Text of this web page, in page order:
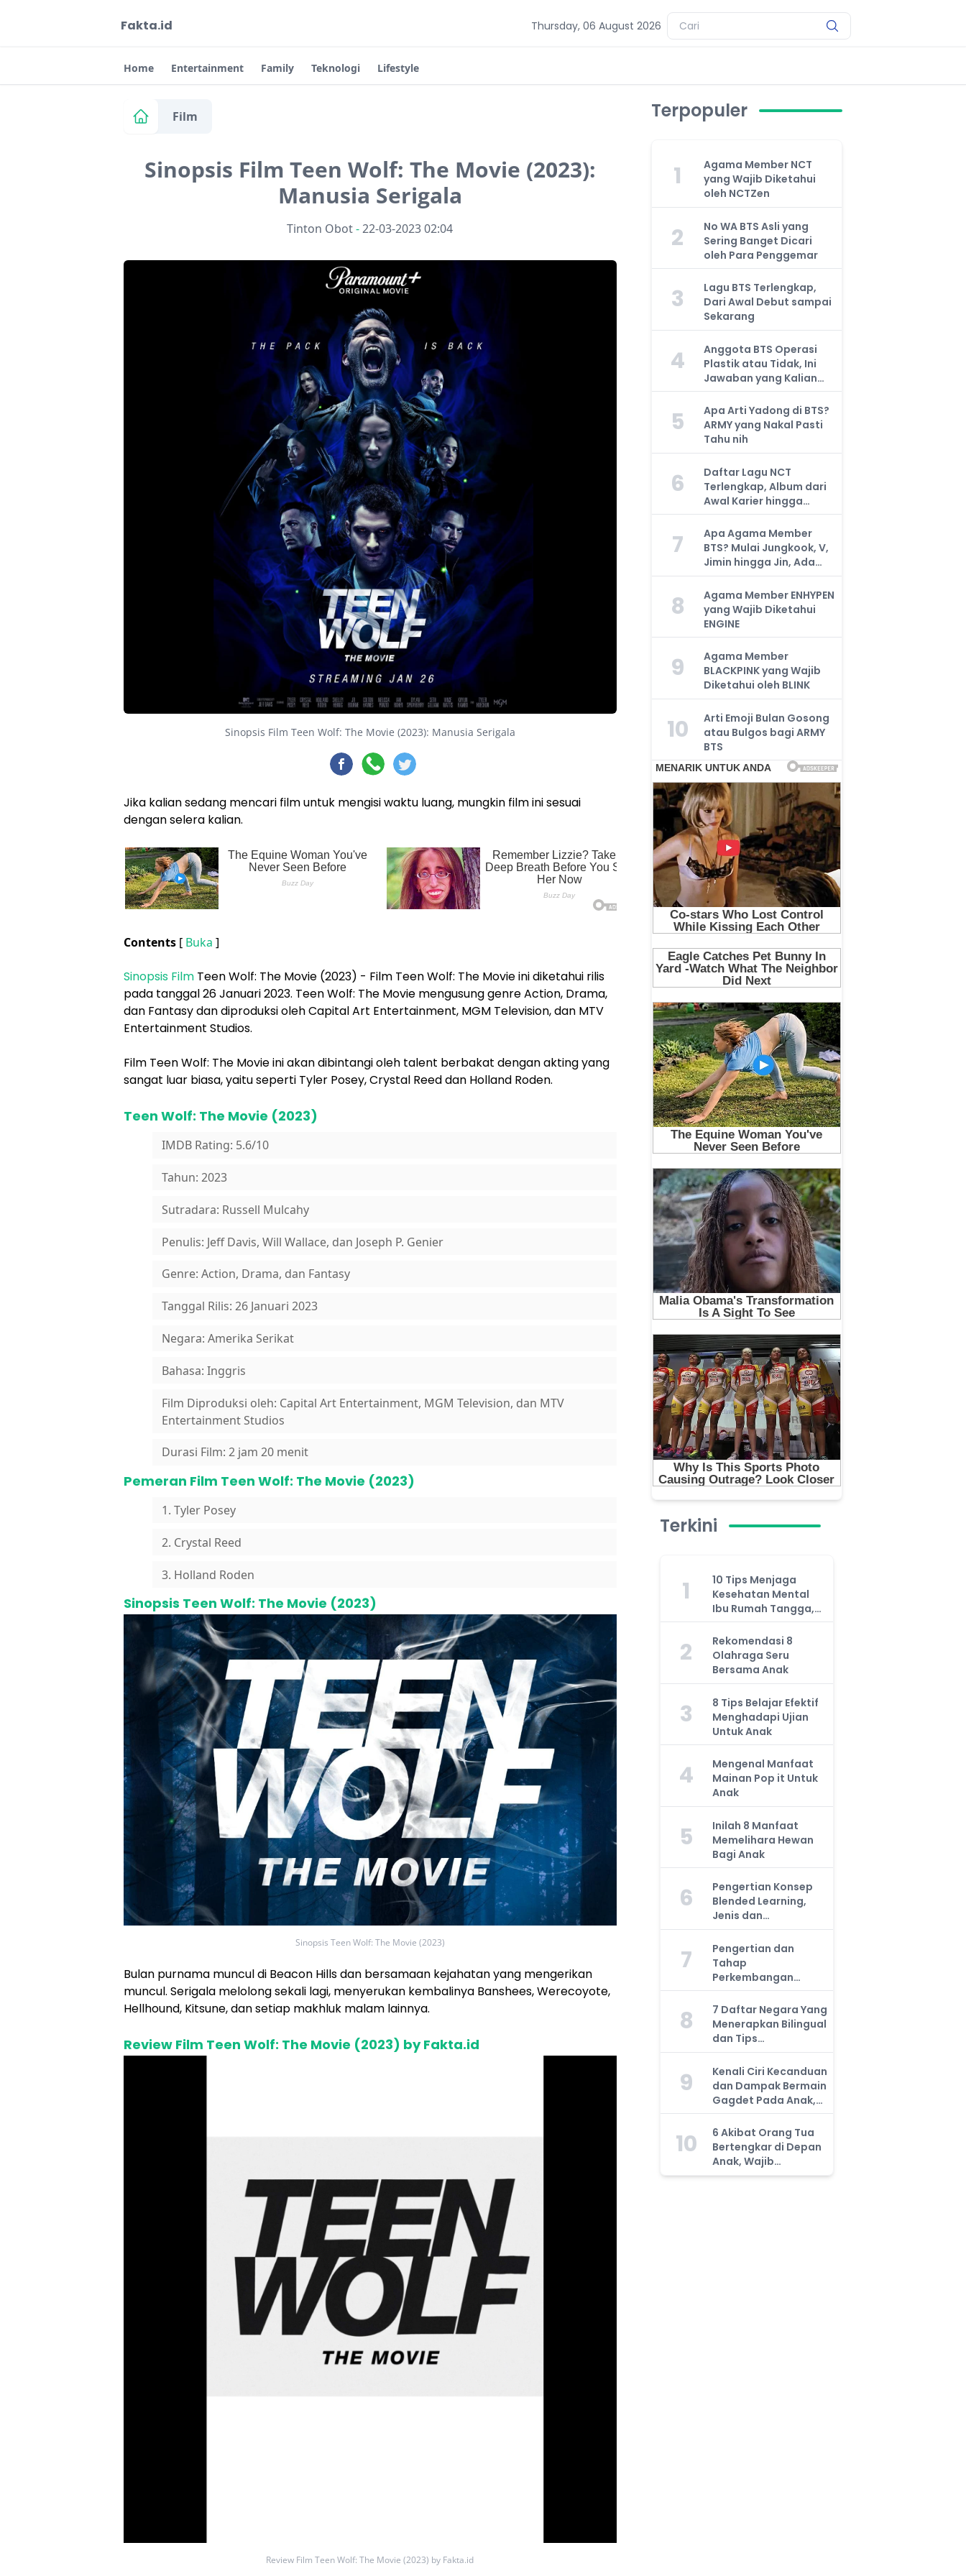
Fakta.id Thursday, 06 August 2026
Home Entertainment Family Teknologi Lifestyle
Film
Sinopsis Film Teen Wolf: The Movie (2023):
Manusia Serigala
Tinton Obot-22-03-2023 02:04
Sinopsis Film Teen Wolf: The Movie (2023): Manusia Serigala
Jika kalian sedang mencari film untuk mengisi waktu luang, mungkin film ini sesuai
dengan selera kalian.
Contents [ Buka ]
Sinopsis Film Teen Wolf: The Movie (2023) - Film Teen Wolf: The Movie ini diketahui rilis
pada tanggal 26 Januari 2023. Teen Wolf: The Movie mengusung genre Action, Drama,
dan Fantasy dan diproduksi oleh Capital Art Entertainment, MGM Television, dan MTV
Entertainment Studios.
Film Teen Wolf: The Movie ini akan dibintangi oleh talent berbakat dengan akting yang
sangat luar biasa, yaitu seperti Tyler Posey, Crystal Reed dan Holland Roden.
Teen Wolf: The Movie (2023)
IMDB Rating: 5.6/10
Tahun: 2023
Sutradara: Russell Mulcahy
Penulis: Jeff Davis, Will Wallace, dan Joseph P. Genier
Genre: Action, Drama, dan Fantasy
Tanggal Rilis: 26 Januari 2023
Negara: Amerika Serikat
Bahasa: Inggris
Film Diproduksi oleh: Capital Art Entertainment, MGM Television, dan MTV
Entertainment Studios
Durasi Film: 2 jam 20 menit
Pemeran Film Teen Wolf: The Movie (2023)
1. Tyler Posey
2. Crystal Reed
3. Holland Roden
Sinopsis Teen Wolf: The Movie (2023)
Sinopsis Teen Wolf: The Movie (2023)
Bulan purnama muncul di Beacon Hills dan bersamaan kejahatan yang mengerikan
muncul. Serigala melolong sekali lagi, menyerukan kembalinya Banshees, Werecoyote,
Hellhound, Kitsune, dan setiap makhluk malam lainnya.
Review Film Teen Wolf: The Movie (2023) by Fakta.id
Review Film Teen Wolf: The Movie (2023) by Fakta.id
Terpopuler
1
Agama Member NCT
yang Wajib Diketahui
oleh NCTZen
2
No WA BTS Asli yang
Sering Banget Dicari
oleh Para Penggemar
3
Lagu BTS Terlengkap,
Dari Awal Debut sampai
Sekarang
4
Anggota BTS Operasi
Plastik atau Tidak, Ini
Jawaban yang Kalian
Cari
5
Apa Arti Yadong di BTS?
ARMY yang Nakal Pasti
Tahu nih
6
Daftar Lagu NCT
Terlengkap, Album dari
Awal Karier hingga
Sekarang
7
Apa Agama Member
BTS? Mulai Jungkook, V,
Jimin hingga Jin, Ada
yang Atheis
8
Agama Member ENHYPEN
yang Wajib Diketahui
ENGINE
9
Agama Member
BLACKPINK yang Wajib
Diketahui oleh BLINK
10
Arti Emoji Bulan Gosong
atau Bulgos bagi ARMY
BTS
Terkini
1
10 Tips Menjaga
Kesehatan Mental
Ibu Rumah Tangga,
Jangan Anggap
Remeh!
2
Rekomendasi 8
Olahraga Seru
Bersama Anak
3
8 Tips Belajar Efektif
Menghadapi Ujian
Untuk Anak
4
Mengenal Manfaat
Mainan Pop it Untuk
Anak
5
Inilah 8 Manfaat
Memelihara Hewan
Bagi Anak
6
Pengertian Konsep
Blended Learning,
Jenis dan
Manfaatnya, Anda
Harus Tahu!
7
Pengertian dan
Tahap
Perkembangan
Kemampuan Kognitif
Anak, Bunda Wajib
Tahu!
8
7 Daftar Negara Yang
Menerapkan Bilingual
dan Tips
Mengajarkan Pada
Anak
9
Kenali Ciri Kecanduan
dan Dampak Bermain
Gagdet Pada Anak,
Orang Tua Wajib
Tahu!
10
6 Akibat Orang Tua
Bertengkar di Depan
Anak, Wajib
Waspada!